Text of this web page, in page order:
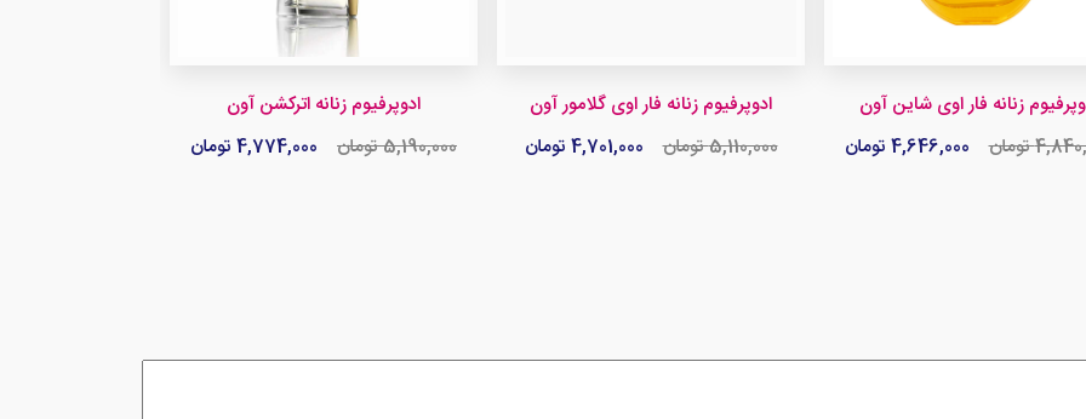
ادوپرفیوم زنانه اترکشن آون
5,190,000 تومان
4,774,000 تومان
ادوپرفیوم زنانه فار اوی گلامور آون
5,110,000 تومان
4,701,000 تومان
زنانه فار اوی شاین آون
تومان
4,646,000 تومان